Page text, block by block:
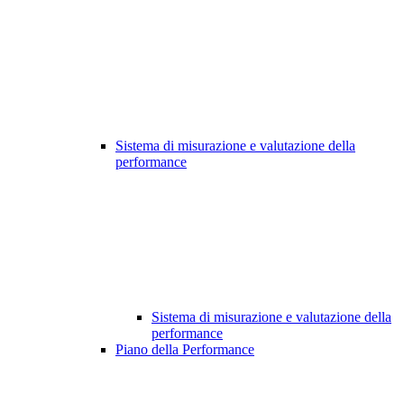
Sistema di misurazione e valutazione della
performance
Sistema di misurazione e valutazione della
performance
Piano della Performance